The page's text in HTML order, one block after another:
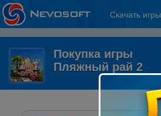
Скачать игры
Покупка игры
Пляжный рай 2